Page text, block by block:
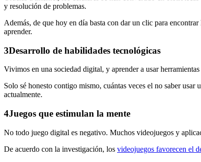
y resolución de problemas.
Además, de que hoy en día basta con dar un clic para
aprender.
3Desarrollo de habilidades tecnológicas
Vivimos en una sociedad digital, y aprender a usar
Solo sé honesto contigo mismo, cuántas veces el no saber
actualmente.
4Juegos que estimulan la mente
No todo juego digital es negativo. Muchos videojuegos y
De acuerdo con la investigación, los videojuegos favorecen el